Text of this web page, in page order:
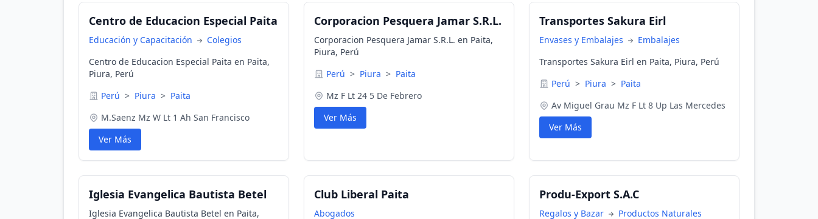
Centro de Educacion Especial Paita
Educación y Capacitación
Colegios
Centro de Educacion Especial Paita en Paita,
Piura, Perú
Perú > Piura > Paita
M.Saenz Mz W Lt 1 Ah San Francisco
Ver Más
Corporacion Pesquera Jamar S.R.L.
Corporacion Pesquera Jamar S.R.L. en Paita,
Piura, Perú
Perú > Piura > Paita
Mz F Lt 24 5 De Febrero
Ver Más
Transportes Sakura Eirl
Envases y Embalajes
Embalajes
Transportes Sakura Eirl en Paita, Piura, Perú
Perú > Piura > Paita
Av Miguel Grau Mz F Lt 8 Up Las Mercedes
Ver Más
Iglesia Evangelica Bautista Betel
Iglesia Evangelica Bautista Betel en Paita,
Club Liberal Paita
Abogados
Produ-Export S.A.C
Regalos y Bazar
Productos Naturales